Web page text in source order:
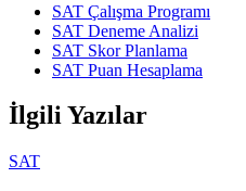
SAT Çalışma Programı
SAT Deneme Analizi
SAT Skor Planlama
SAT Puan Hesaplama
İlgili Yazılar
SAT